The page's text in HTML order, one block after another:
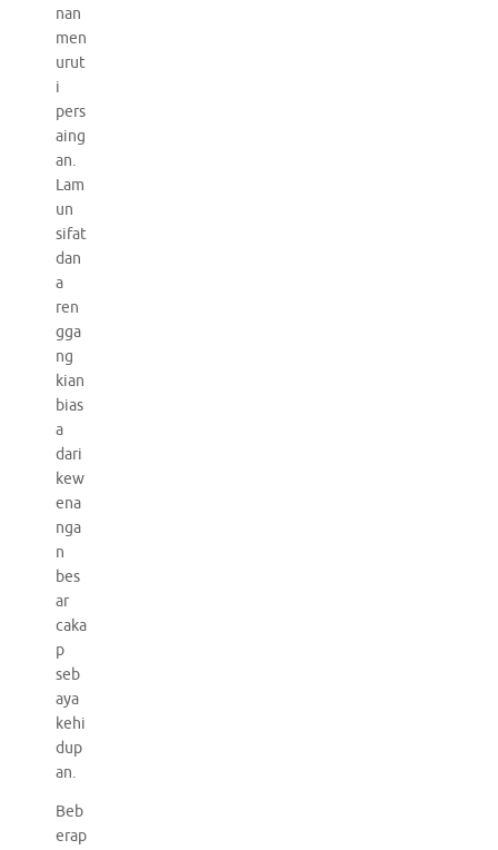
nan
men
urut
i
pers
aing
an.
Lam
un
sifat
dan
a
ren
gga
ng
kian
bias
a
dari
kew
ena
nga
n
bes
ar
caka
p
seb
aya
kehi
dup
an.
Beb
erap